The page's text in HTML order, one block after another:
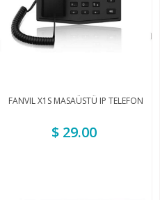
FANVIL X1S MASAÜSTÜ IP TELEFON
$ 29.00